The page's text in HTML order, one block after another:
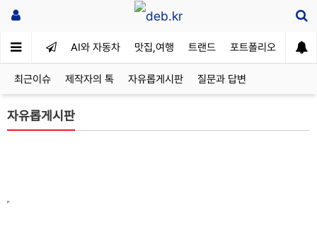
AI와 자동차 맛집,여행 트랜드 포트폴리오
최근이슈 제작자의 톡 자유롭게시판 질문과 답변
자유롭게시판